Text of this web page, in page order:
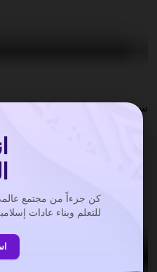
كن جزءاً من مجتمع
للتعلم وبناء عادات
سور :